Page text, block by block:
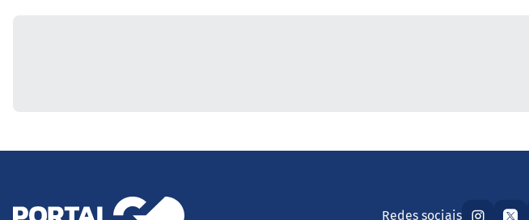
Redes sociais